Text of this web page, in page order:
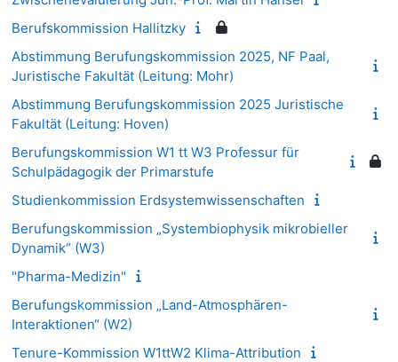
Berufskommission Hallitzky
Abstimmung Berufungskommission 2025, NF Paal,
Juristische Fakultät (Leitung: Mohr)
Abstimmung Berufungskommission 2025 Juristische
Fakultät (Leitung: Hoven)
Berufungskommission W1 tt W3 Professur für
Schulpädagogik der Primarstufe
Studienkommission Erdsystemwissenschaften
Berufungskommission „Systembiophysik mikrobieller
Dynamik“ (W3)
"Pharma-Medizin"
Berufungskommission „Land-Atmosphären-
Interaktionen“ (W2)
Tenure-Kommission W1ttW2 Klima-Attribution